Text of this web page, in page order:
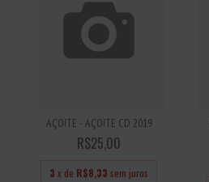
AÇOITE - AÇOITE CD 2019
R$25,00
3 x de R$8,33 sem juros